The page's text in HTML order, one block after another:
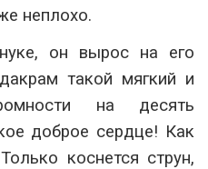
неплохо.
он вырос на его
такой мягкий и
на десять
доброе сердце! Как
коснется струн,